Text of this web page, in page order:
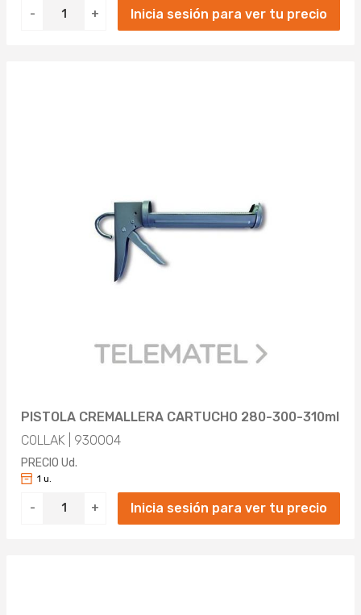
- + Inicia sesión para ver tu precio
PISTOLA CREMALLERA CARTUCHO 280-300-310ml
COLLAK | 930004
PRECIO Ud.
- +
1 u.
Inicia sesión para ver tu precio